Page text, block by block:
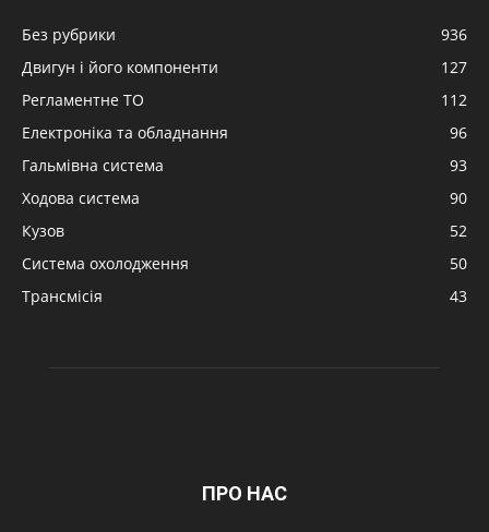
Без рубрики
936
Двигун і його компоненти
127
Регламентне ТО
112
Електроніка та обладнання
96
Гальмівна система
93
Ходова система
90
Кузов
52
Система охолодження
50
Трансмісія
43
ПРО НАС